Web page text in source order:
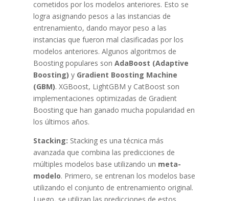
cometidos por los modelos anteriores. Esto se
logra asignando pesos a las instancias de
entrenamiento, dando mayor peso a las
instancias que fueron mal clasificadas por los
modelos anteriores. Algunos algoritmos de
Boosting populares son AdaBoost (Adaptive
Boosting) y Gradient Boosting Machine
(GBM). XGBoost, LightGBM y CatBoost son
implementaciones optimizadas de Gradient
Boosting que han ganado mucha popularidad en
los últimos años.
Stacking: Stacking es una técnica más
avanzada que combina las predicciones de
múltiples modelos base utilizando un meta-
modelo. Primero, se entrenan los modelos base
utilizando el conjunto de entrenamiento original.